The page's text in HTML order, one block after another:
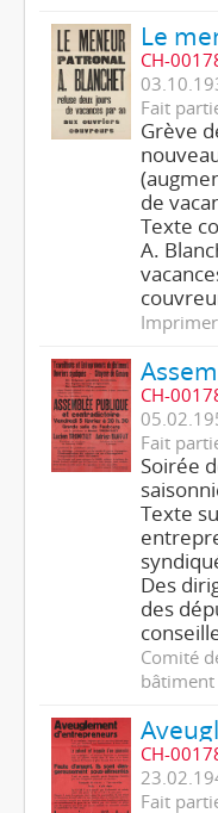
CH-
Fait
Grève
de
Texte
A.
CH-
Fait
Soirée
Texte
Des
des
Comité
bâtiment
CH-
Fait